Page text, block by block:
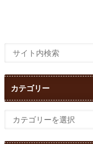
カテゴリー